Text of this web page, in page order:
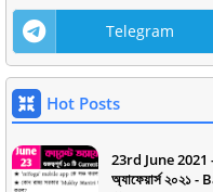
Telegram
Hot Posts
23rd June
অ্যাফেয়ার্স ২০২১